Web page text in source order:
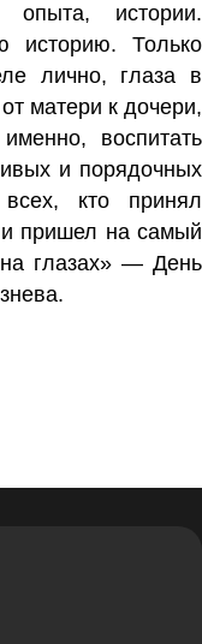
опыта, истории.
историю. Только
лично, глаза в
матери к дочери,
воспитать
и порядочных
кто принял
и пришел на самый
глазах» — День